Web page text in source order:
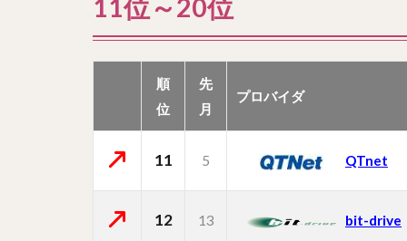
11位～20位
順
位
先
月
プロバイダ
11 5 QTnet
12 13 bit-drive